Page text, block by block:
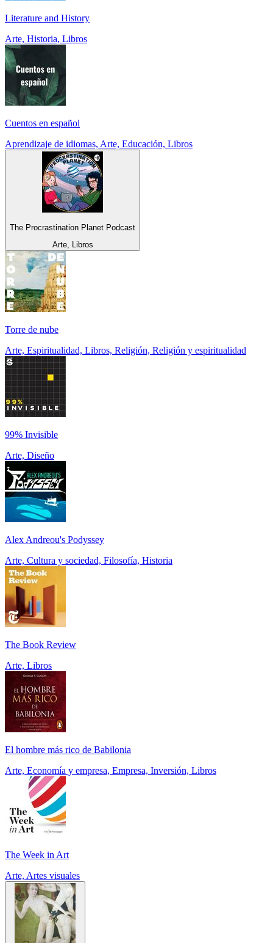
Literature and History
Arte, Historia, Libros
Cuentos en español
Aprendizaje de idiomas, Arte, Educación, Libros
The Procrastination Planet Podcast
Arte, Libros
Torre de nube
Arte, Espiritualidad, Libros, Religión, Religión y espiritualidad
99% Invisible
Arte, Diseño
Alex Andreou's Podyssey
Arte, Cultura y sociedad, Filosofía, Historia
The Book Review
Arte, Libros
El hombre más rico de Babilonia
Arte, Economía y empresa, Empresa, Inversión, Libros
The Week in Art
Arte, Artes visuales